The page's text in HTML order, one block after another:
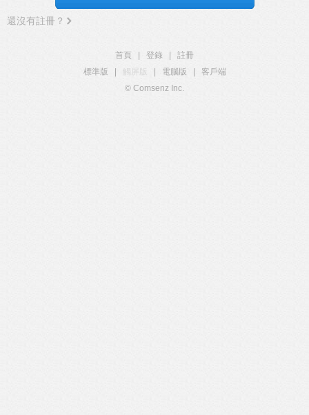
還沒有註冊？
首頁 登錄
註冊
標準版
觸屏版 電腦版
客戶端
© Comsenz Inc.